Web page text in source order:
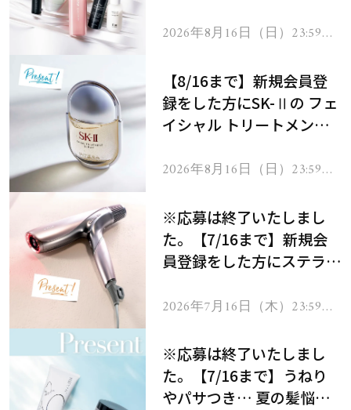
2026年8月16日（日）23:59ま
【8/16まで】新規会員登
録をした方にSK-Ⅱの フェ
イシャル トリートメント
2026年8月16日（日）23:59ま
※応募は終了いたしまし
た。【7/16まで】新規会
員登録をした方にステラボ
ヘアドライヤー ジュエル
2026年7月16日（木）23:59ま
※応募は終了いたしまし
た。【7/16まで】うねり
やパサつき… 夏の髪悩み